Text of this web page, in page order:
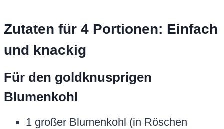
Zutaten für 4 Portionen: Einfach
und knackig
Für den goldknusprigen
Blumenkohl
1 großer Blumenkohl (in Röschen